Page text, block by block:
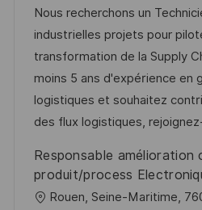
a
l
i
s
a
t
o
n
t
e
d
’
a
f
i
f
é
r
e
n
c
d
a
t
é
g
o
r
e
Nous recherchons un
industrielles projets pour
transformation de la Supply
moins 5 ans d'expérience en
logistiques et souhaitez
des flux logistiques,
Responsable amélioration
produit/process
Rouen, Seine-Maritime,